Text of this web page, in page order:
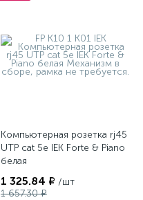
Компьютерная розетка rj45
UTP cat 5e IEK Forte & Piano
белая
1 325.84 ₽ /шт
1 657.30 ₽